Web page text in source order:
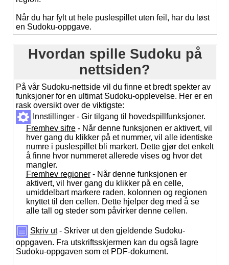
Når du har fylt ut hele puslespillet uten feil, har du løst
en Sudoku-oppgave.
Hvordan spille Sudoku på
nettsiden?
På vår Sudoku-nettside vil du finne et bredt spekter av
funksjoner for en ultimat Sudoku-opplevelse. Her er en
rask oversikt over de viktigste:
Innstillinger - Gir tilgang til hovedspillfunksjoner.
Fremhev sifre- Når denne funksjonen er aktivert, vil
hver gang du klikker på et nummer, vil alle identiske
numre i puslespillet bli markert. Dette gjør det enkelt
å finne hvor nummeret allerede vises og hvor det
mangler.
Fremhev regioner- Når denne funksjonen er
aktivert, vil hver gang du klikker på en celle,
umiddelbart markere raden, kolonnen og regionen
knyttet til den cellen. Dette hjelper deg med å se
alle tall og steder som påvirker denne cellen.
Skriv ut- Skriver ut den gjeldende Sudoku-
oppgaven. Fra utskriftsskjermen kan du også lagre
Sudoku-oppgaven som et PDF-dokument.